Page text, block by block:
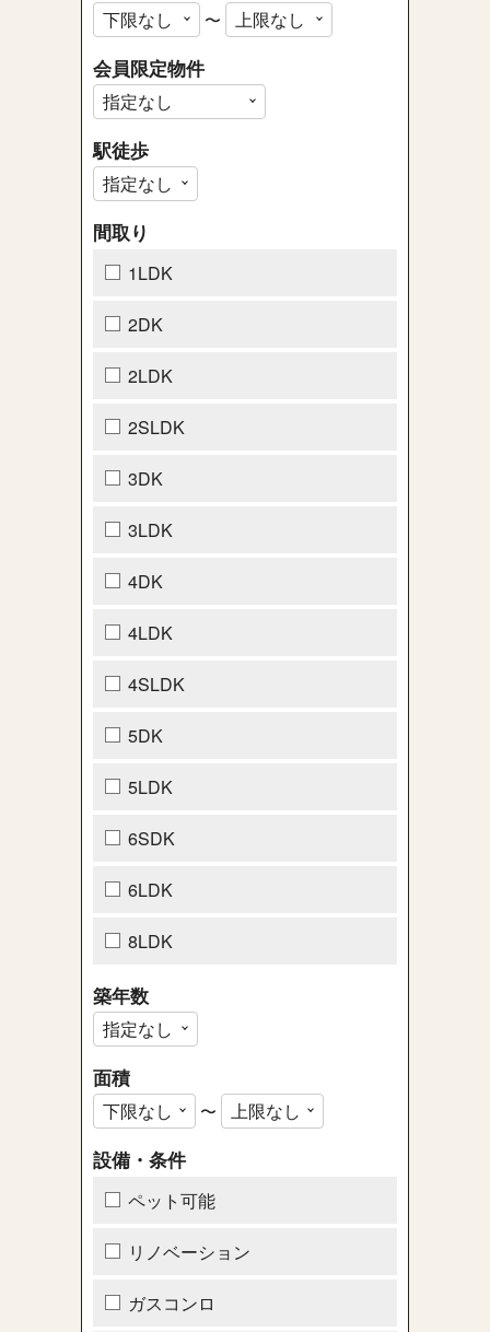
〜
会員限定物件
駅徒歩
間取り
1LDK
2DK
2LDK
2SLDK
3DK
3LDK
4DK
4LDK
4SLDK
5DK
5LDK
6SDK
6LDK
8LDK
築年数
面積
〜
設備・条件
ペット可能
リノベーション
ガスコンロ